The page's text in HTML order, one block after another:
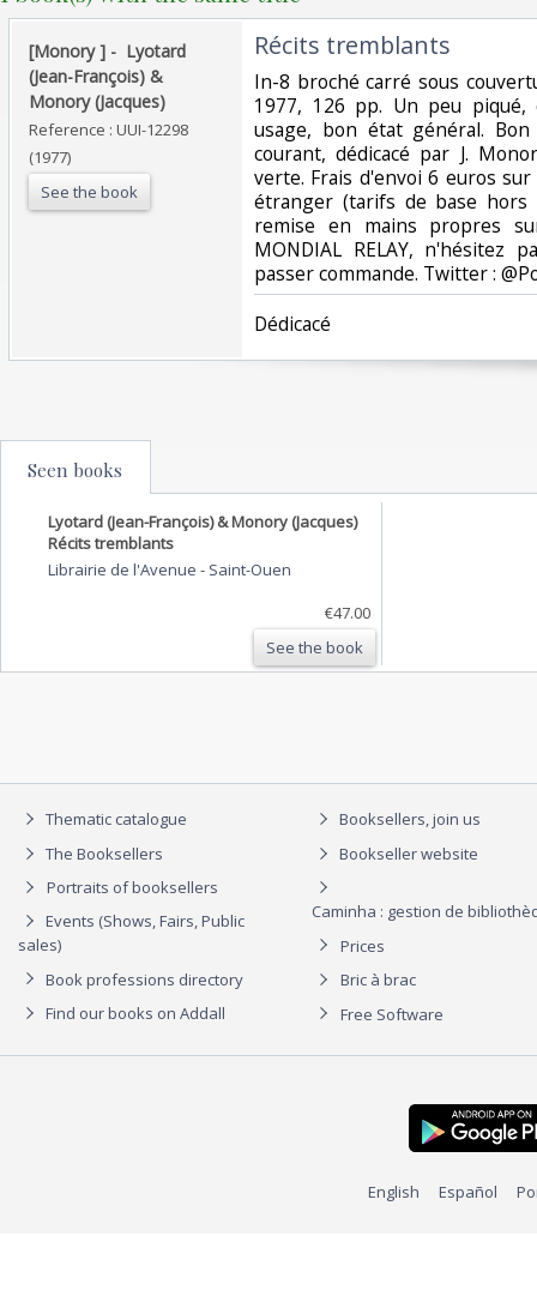
‎[Monory ] - ‎ ‎Lyotard
(Jean-François) &
Monory (Jacques)‎
Reference : UUI-12298
(1977)
See the book
‎Récits tremblants‎
‎In-8 broché carré sous
1977, 126 pp. Un peu
usage, bon état général.
courant, dédicacé par J.
verte. Frais d'envoi 6 euros
étranger (tarifs de base hors
remise en mains propres
MONDIAL RELAY, n'hésitez
passer commande. Twitter :
‎Dédicacé ‎
Seen books
Lyotard (Jean-François) & Monory (Jacques)
Récits tremblants
Librairie de l'Avenue - Saint-Ouen
€47.00
See the book
Thematic catalogue
The Booksellers
Portraits of booksellers
Events (Shows, Fairs, Public
sales)
Book professions directory
Find our books on Addall
Booksellers, join us
Bookseller website
Caminha : gestion de
Prices
Bric à brac
Free Software
English Español